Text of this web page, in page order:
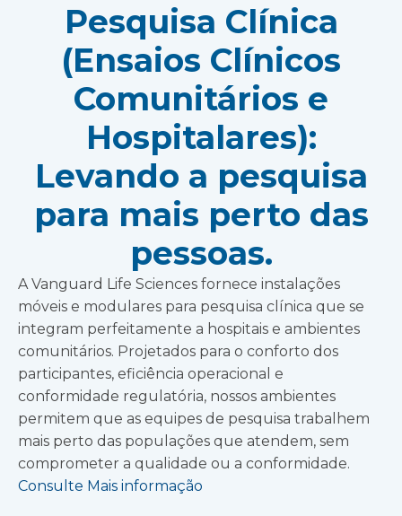
Pesquisa Clínica
(Ensaios Clínicos
Comunitários e
Hospitalares):
Levando a pesquisa
para mais perto das
pessoas.
A Vanguard Life Sciences fornece instalações
móveis e modulares para pesquisa clínica que se
integram perfeitamente a hospitais e ambientes
comunitários. Projetados para o conforto dos
participantes, eficiência operacional e
conformidade regulatória, nossos ambientes
permitem que as equipes de pesquisa trabalhem
mais perto das populações que atendem, sem
comprometer a qualidade ou a conformidade.
Consulte Mais informação